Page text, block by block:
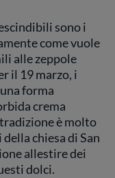
sono i
come vuole
alle zeppole
il 19 marzo, i
forma
crema
è molto
chiesa di San
allestire dei
dolci.